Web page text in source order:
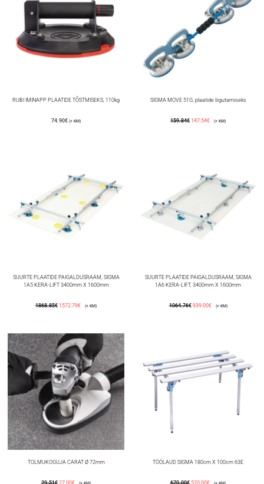
RUBI IMINAPP PLAATIDE TÕSTMISEKS, 110kg
74.90€ (+ KM)
SIGMA MOVE 51G, plaatide liigutamiseks
159.84€ 147.54€ (+ KM)
SUURTE PLAATIDE PAIGALDUSRAAM, SIGMA
1A5 KERA-LIFT 3400mm X 1600mm
1868.85€ 1572.79€ (+ KM)
SUURTE PLAATIDE PAIGALDUSRAAM, SIGMA
1A6 KERA-LIFT, 3400mm X 1600mm
1064.76€ 939.00€ (+ KM)
TOLMUKOGUJA CARAT Ø 72mm
29.51€ 27.00€
TÖÖLAUD SIGMA 180cm X 100cm 63E
670.00€ 570.00€